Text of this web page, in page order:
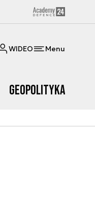
WIDEO Menu
Geopolityka